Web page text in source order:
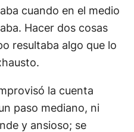
cuando en el medio
Hacer dos cosas
resultaba algo que lo
la cuenta
paso mediano, ni
y ansioso; se